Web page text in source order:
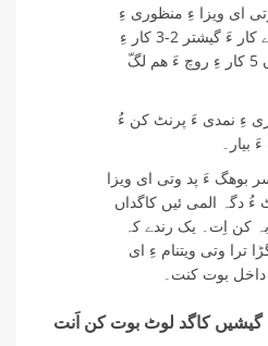
ای ویزا ءِ منظوری ءِ
نمدی ءِ ودار ءَ بہ کن اِت۔ اے کار ءَ گیشتر 2-3 کار ءِ
روچ لگ اَنت بلے لھتیں جاھاں 5 کار ءِ روچ ءَ ھم لگّ
ءِ نمدی ءَ پرنٹ کن ءُ
سر بوھگ ءَ پد وتی ای ویزا
دگہ المی ئیں کاگداں
کن اِت۔ یک رندے کہ
ترا وتی ویتنام ءِ ای
بوت کنت۔
گیشیں کاگد لوٹ بوت کن اَنت